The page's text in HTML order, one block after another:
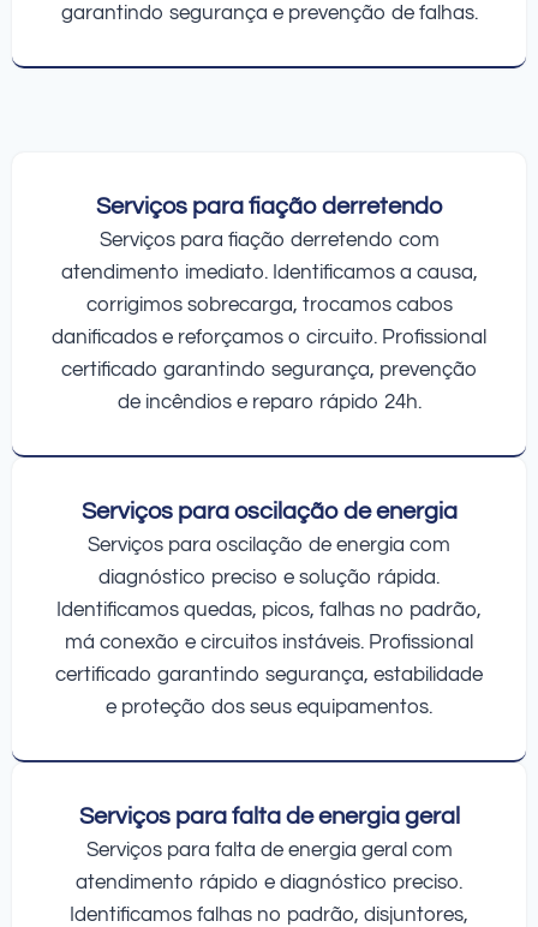
garantindo segurança e prevenção de falhas.
Serviços para fiação derretendo
Serviços para fiação derretendo com
atendimento imediato. Identificamos a causa,
corrigimos sobrecarga, trocamos cabos
danificados e reforçamos o circuito. Profissional
certificado garantindo segurança, prevenção
de incêndios e reparo rápido 24h.
Serviços para oscilação de energia
Serviços para oscilação de energia com
diagnóstico preciso e solução rápida.
Identificamos quedas, picos, falhas no padrão,
má conexão e circuitos instáveis. Profissional
certificado garantindo segurança, estabilidade
e proteção dos seus equipamentos.
Serviços para falta de energia geral
Serviços para falta de energia geral com
atendimento rápido e diagnóstico preciso.
Identificamos falhas no padrão, disjuntores,